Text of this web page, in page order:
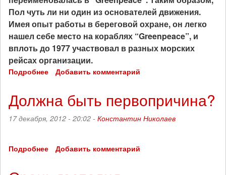
Пол чуть ли ни один из основателей движения.
Имея опыт работы в береговой охране, он легко
нашел себе место на кораблях “Greenpeace”, и
вплоть до 1977 участвовал в разных морских
рейсах организации.
Подробнее Добавить комментарий
Должна быть первопричина?
17 декабря, 2012 - 20:02 - Константин Николаев
Подробнее Добавить комментарий